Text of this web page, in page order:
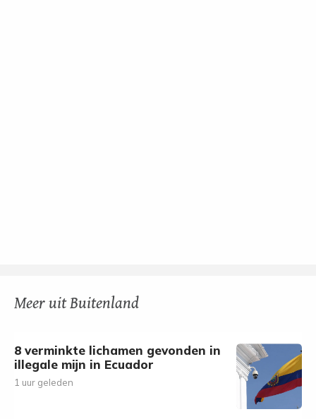
Meer uit Buitenland
8 verminkte lichamen gevonden in
illegale mijn in Ecuador
1 uur geleden